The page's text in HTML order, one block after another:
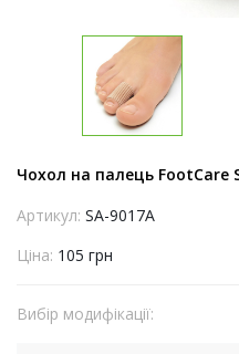
Чохол на палець FootCare
Артикул: SA-9017A
Ціна: 105 грн
Вибір модифікації: